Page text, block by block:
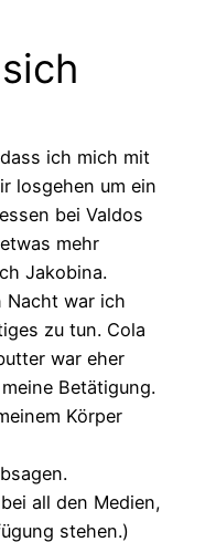
ich mich mit
losgehen um ein
bei Valdos
mehr
Jakobina.
Nacht war ich
zu tun. Cola
war eher
Betätigung.
Körper
all den Medien,
stehen.)